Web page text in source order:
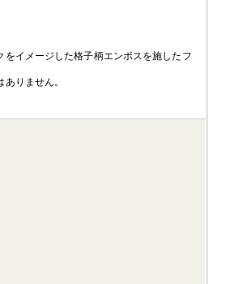
をイメージした格子柄エンボスを施したフ
りません。